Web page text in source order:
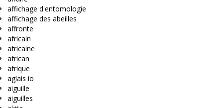
affichage d'entomologie
affichage des abeilles
affronte
africain
africaine
african
afrique
aglais io
aiguille
aiguilles